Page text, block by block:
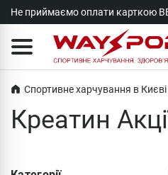
Не приймаємо оплати карткою
Спортивне харчування в Києві
Креатин